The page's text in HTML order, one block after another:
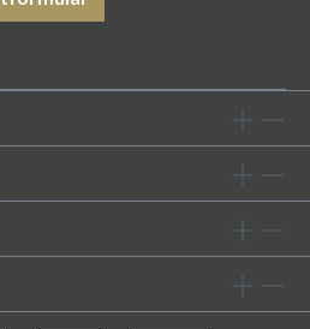
sich auch bestens als
Baumwolle können Sie
Verarbeitung
für Allergiker
durch Saugfähigkeit
effizient beim
am unteren Ende
sicher und